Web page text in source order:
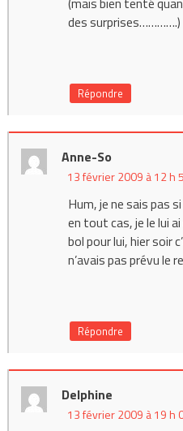
des surprises………….)
Répondre
Anne-So
13 février 2009 à 12 h
Hum, je ne sais pas
en tout cas, je le lui
bol pour lui, hier soir
n’avais pas prévu le
Répondre
Delphine
13 février 2009 à 19 h